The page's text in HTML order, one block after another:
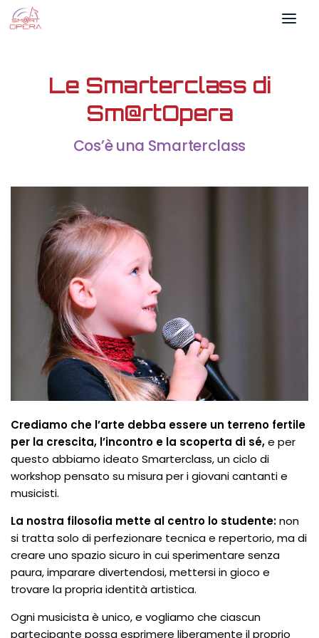
Salta al contenuto
Le Smarterclass di
Sm@rtOpera
Cos’è una Smarterclass
Crediamo che l’arte debba essere un terreno fertile
per la crescita, l’incontro e la scoperta di sé,e per
questo abbiamo ideato Smarterclass, un ciclo di
workshop pensato su misura per i giovani cantanti e
musicisti.
La nostra filosofia mette al centro lo studente:non
si tratta solo di perfezionare tecnica e repertorio, ma di
creare uno spazio sicuro in cui sperimentare senza
paura, imparare divertendosi, mettersi in gioco e
trovare la propria identità artistica.
Ogni musicista è unico, e vogliamo che ciascun
partecipante possa esprimere liberamente il proprio